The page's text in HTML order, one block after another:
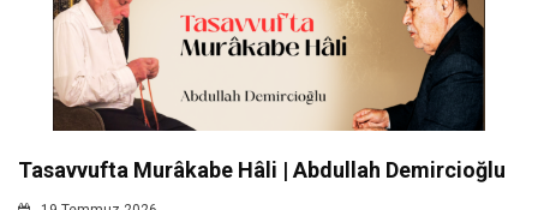
Tasavvufta Murâkabe Hâli | Abdullah Demircioğlu